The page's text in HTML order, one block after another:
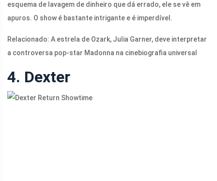
esquema de lavagem de dinheiro que dá errado, ele se vê em
apuros. O show é bastante intrigante e é imperdível.
Relacionado: A estrela de Ozark, Julia Garner, deve interpretar
a controversa pop-star Madonna na cinebiografia universal
4. Dexter